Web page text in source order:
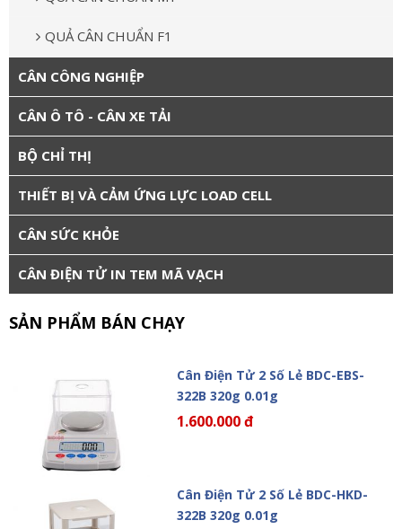
QUẢ CÂN CHUẨN F1
CÂN CÔNG NGHIỆP
CÂN Ô TÔ - CÂN XE TẢI
BỘ CHỈ THỊ
THIẾT BỊ VÀ CẢM ỨNG LỰC LOAD CELL
CÂN SỨC KHỎE
CÂN ĐIỆN TỬ IN TEM MÃ VẠCH
SẢN PHẨM BÁN CHẠY
Cân Điện Tử 2 Số Lẻ BDC-EBS-
322B 320g 0.01g
1.600.000 đ
Cân Điện Tử 2 Số Lẻ BDC-HKD-
322B 320g 0.01g